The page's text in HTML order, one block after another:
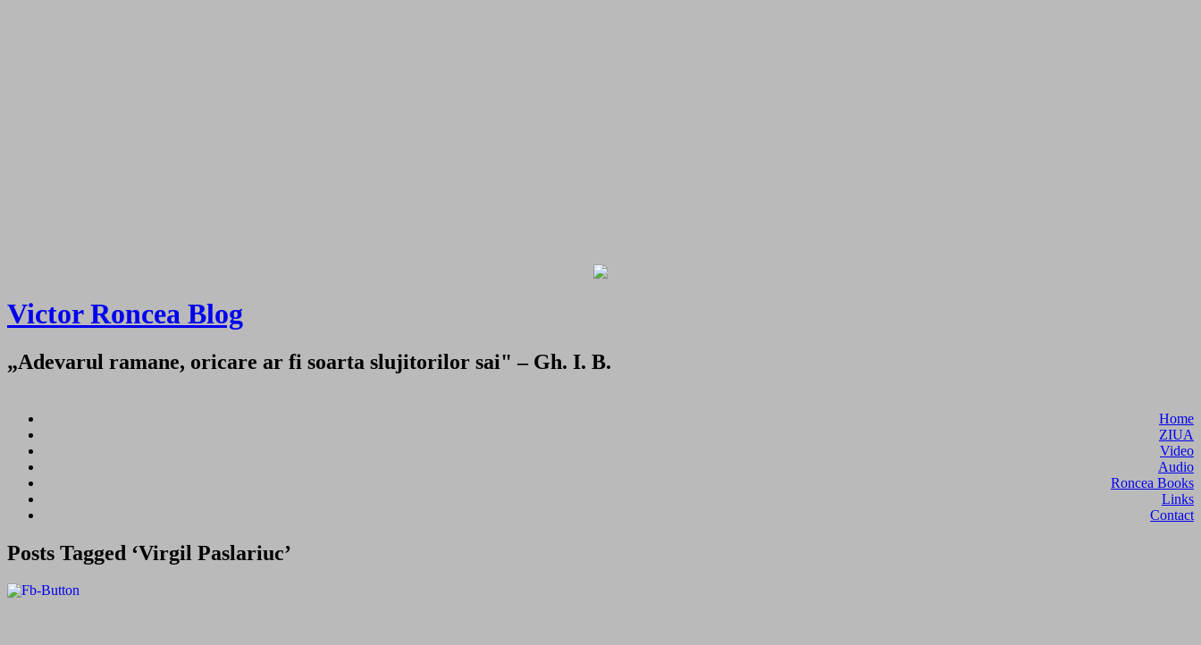
Victor Roncea Blog
„Adevarul ramane, oricare ar fi soarta slujitorilor sai" – Gh. I. B.
Home
ZIUA
Video
Audio
Roncea Books
Links
Contact
Posts Tagged ‘Virgil Paslariuc’